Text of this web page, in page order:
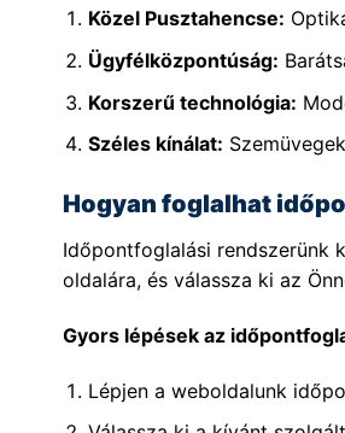
Közel Pusztahencse:
Ügyfélközpontúság:
Korszerű technológia:
Széles kínálat:
Hogyan foglalhat
Időpontfoglalási rendszerünk
oldalára, és válassza ki az
Gyors lépések az
Lépjen a weboldalunk